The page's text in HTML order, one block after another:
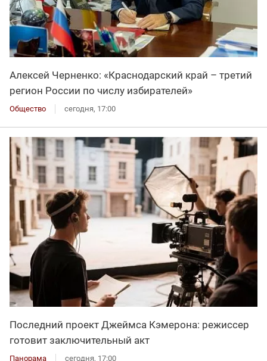
Алексей Черненко: «Краснодарский край – третий
регион России по числу избирателей»
Общество сегодня, 17:00
Последний проект Джеймса Кэмерона: режиссер
готовит заключительный акт
Панорама сегодня, 17:00